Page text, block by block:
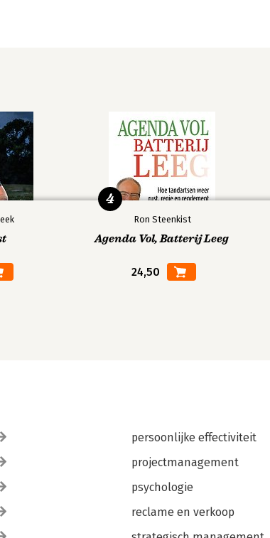
Ron Steenkist
Agenda Vol, Batterij Leeg
24,50
4
persoonlijke effectiviteit
projectmanagement
psychologie
reclame en verkoop